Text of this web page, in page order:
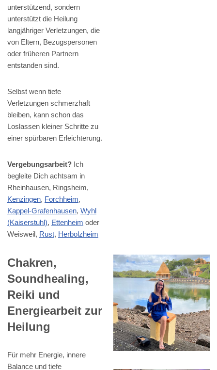
unterstützend, sondern
unterstützt die Heilung
langjähriger Verletzungen, die
von Eltern, Bezugspersonen
oder früheren Partnern
entstanden sind.
Selbst wenn tiefe
Verletzungen schmerzhaft
bleiben, kann schon das
Loslassen kleiner Schritte zu
einer spürbaren Erleichterung.
Vergebungsarbeit? Ich
begleite Dich achtsam in
Rheinhausen, Ringsheim,
Kenzingen, Forchheim,
Kappel-Grafenhausen, Wyhl
(Kaiserstuhl), Ettenheim oder
Weisweil, Rust, Herbolzheim
Chakren,
Soundhealing,
Reiki und
Energiearbeit zur
Heilung
Für mehr Energie, innere
Balance und tiefe